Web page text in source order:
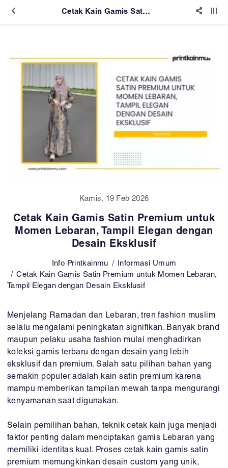
Cetak Kain Gamis Satin Premium untuk Momen Lebaran, Tampil Elegan dengan Desain Eksklusif
Kamis, 19 Feb 2026
Cetak Kain Gamis Satin Premium untuk
Momen Lebaran, Tampil Elegan dengan
Desain Eksklusif
Info Printkainmu
Informasi Umum
Cetak Kain Gamis Satin Premium untuk Momen Lebaran,
Tampil Elegan dengan Desain Eksklusif
Menjelang Ramadan dan Lebaran, tren fashion muslim
selalu mengalami peningkatan signifikan. Banyak brand
maupun pelaku usaha fashion mulai menghadirkan
koleksi gamis terbaru dengan desain yang lebih
eksklusif dan premium. Salah satu pilihan bahan yang
semakin populer adalah kain satin premium karena
mampu memberikan tampilan mewah tanpa mengurangi
kenyamanan saat digunakan.
Selain pemilihan bahan, teknik cetak kain juga menjadi
faktor penting dalam menciptakan gamis Lebaran yang
memiliki identitas kuat. Proses cetak kain gamis satin
premium memungkinkan desain custom yang unik,